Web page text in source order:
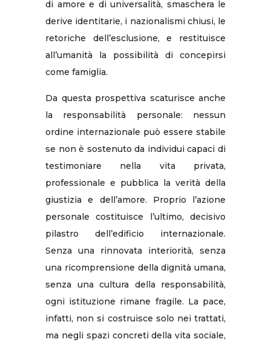
di amore e di universalità, smaschera le
derive identitarie, i nazionalismi chiusi, le
retoriche dell’esclusione, e restituisce
all’umanità la possibilità di concepirsi
come famiglia.
Da questa prospettiva scaturisce anche
la responsabilità personale: nessun
ordine internazionale può essere stabile
se non è sostenuto da individui capaci di
testimoniare nella vita privata,
professionale e pubblica la verità della
giustizia e dell’amore. Proprio l’azione
personale costituisce l’ultimo, decisivo
pilastro dell’edificio internazionale.
Senza una rinnovata interiorità, senza
una ricomprensione della dignità umana,
senza una cultura della responsabilità,
ogni istituzione rimane fragile. La pace,
infatti, non si costruisce solo nei trattati,
ma negli spazi concreti della vita sociale,